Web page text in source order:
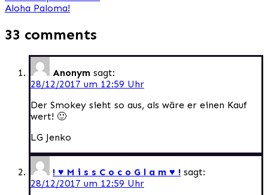
Aloha Paloma!
33 comments
Anonym sagt:
28/12/2017 um 12:59 Uhr
Der Smokey sieht so aus, als wäre er einen Kauf
wert! 🙂
LG Jenko
! ♥ M i s s C o c o G l a m ♥ ! sagt:
28/12/2017 um 12:59 Uhr